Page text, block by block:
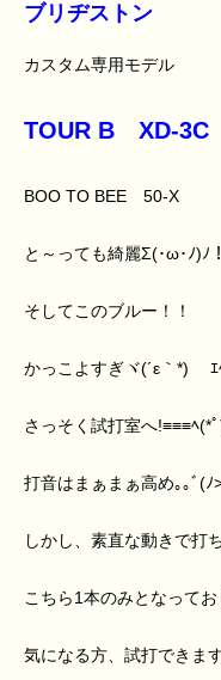
ブリヂストン
カスタム専用モデル
TOUR B XD-3C
BOO TO BEE 50-X
と～っても綺麗Σ(･ω･ﾉ)ﾉ！
そしてこのブルー！！
かっこよすぎヾ(´ε｀*)ゝ ｴ
さっそく試打室へ!≡≡≡ﾍ(*
打音はまぁまぁ高め｡｡ﾞ(ﾉ
しかし、素直な動きで打
こちら1本のみとなってお
気になる方、試打できま